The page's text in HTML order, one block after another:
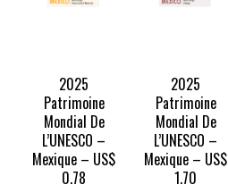
2025
Patrimoine
Mondial De
L’UNESCO –
Mexique – US$
0.78
2025
Patrimoine
Mondial De
L’UNESCO –
Mexique – US$
1.70